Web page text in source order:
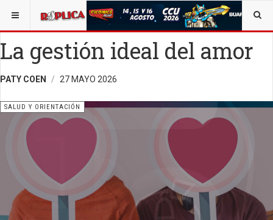
ESTÁ AQUÍ: SALUD OPINIÓN RÉPLICA
La gestión ideal del amor
PATY COEN 27 MAYO 2026
SALUD Y ORIENTACIÓN